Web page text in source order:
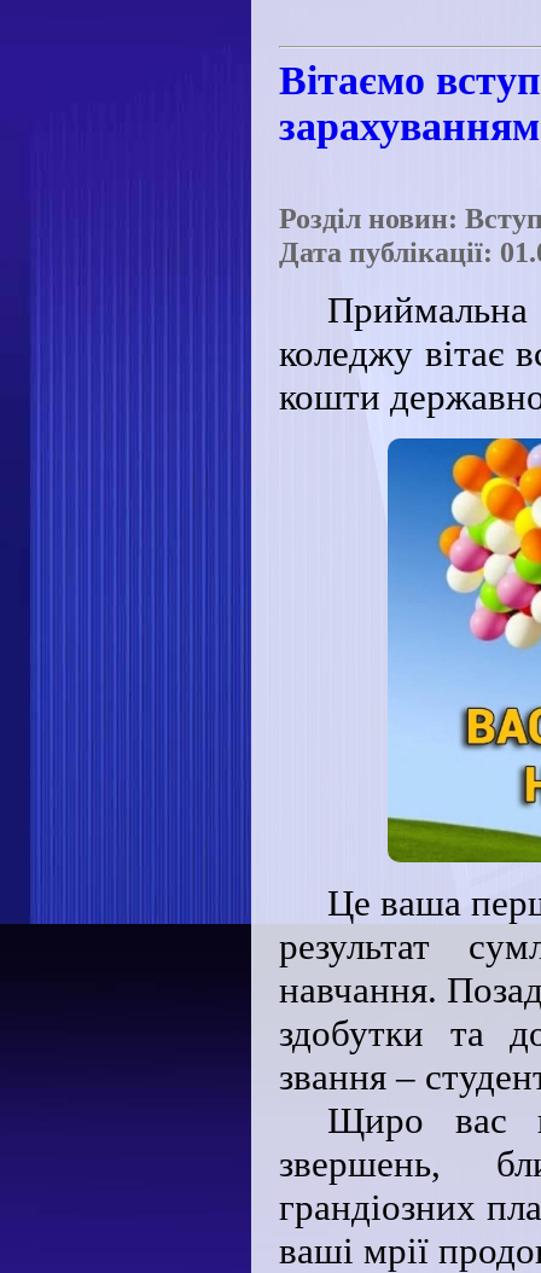
Вітаємо
Розділ новин:
Дата публікації:
Приймальна
коледжу вітає
кошти
Це ваша
результат
навчання.
здобутки та
звання –
Щиро вас
звершень,
грандіозних
ваші мрії